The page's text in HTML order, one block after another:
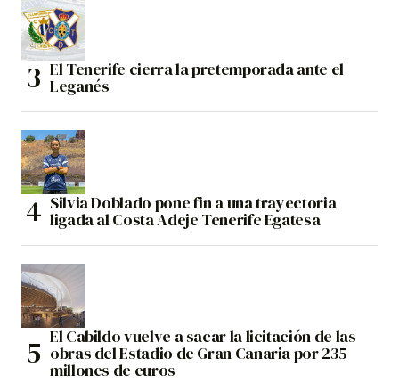
El Tenerife cierra la pretemporada ante el
Leganés
Silvia Doblado pone fin a una trayectoria
ligada al Costa Adeje Tenerife Egatesa
El Cabildo vuelve a sacar la licitación de las
obras del Estadio de Gran Canaria por 235
millones de euros